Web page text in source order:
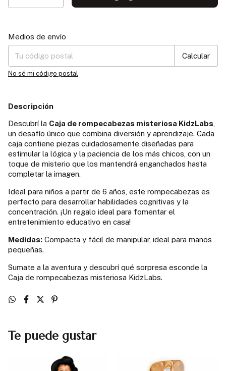
Entregas para el CP:
Medios de envío
Calcular
No sé mi código postal
Descripción
Descubrí la Caja de rompecabezas misteriosa KidzLabs
un desafío único que combina diversión y aprendizaje. Cada
caja contiene piezas cuidadosamente diseñadas para
estimular la lógica y la paciencia de los más chicos, con un
toque de misterio que los mantendrá enganchados hasta
completar la imagen.
Ideal para niños a partir de 6 años, este rompecabezas es
perfecto para desarrollar habilidades cognitivas y la
concentración. ¡Un regalo ideal para fomentar el
entretenimiento educativo en casa!
Medidas: Compacta y fácil de manipular, ideal para manos
pequeñas.
Sumate a la aventura y descubrí qué sorpresa esconde la
Caja de rompecabezas misteriosa KidzLabs.
Te puede gustar